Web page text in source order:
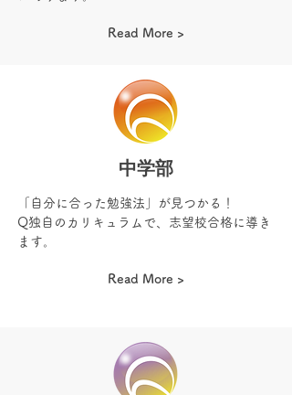
Read More >
中学部
「自分に合った勉強法」が見つかる！
Q独自のカリキュラムで、志望校合格に導き
ます。
Read More >